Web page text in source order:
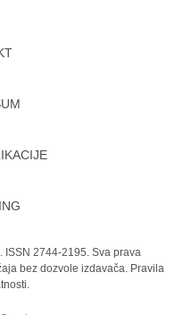
ISSN 2744-2195. Sva prava
bez dozvole izdavača. Pravila